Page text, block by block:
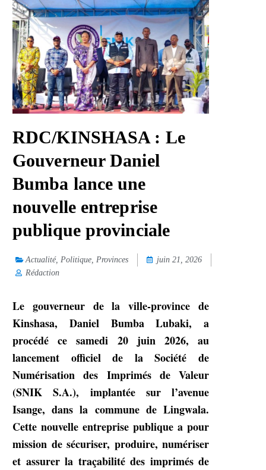
RDC/KINSHASA : Le
Gouverneur Daniel
Bumba lance une
nouvelle entreprise
publique provinciale
Actualité, Politique, Provinces
juin 21, 2026
Rédaction
Le gouverneur de la ville-province de
Kinshasa, Daniel Bumba Lubaki, a
procédé ce samedi 20 juin 2026, au
lancement officiel de la Société de
Numérisation des Imprimés de Valeur
(SNIK S.A.), implantée sur l’avenue
Isange, dans la commune de Lingwala.
Cette nouvelle entreprise publique a pour
mission de sécuriser, produire, numériser
et assurer la traçabilité des imprimés de